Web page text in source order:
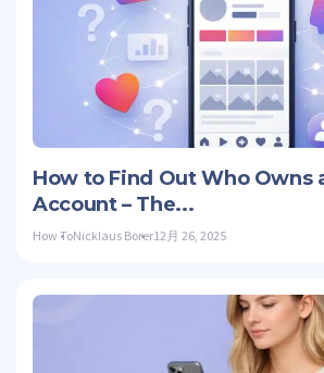
How to Find Out Who Owns
Account – The...
How ToNicklaus Borer12月 26, 2025